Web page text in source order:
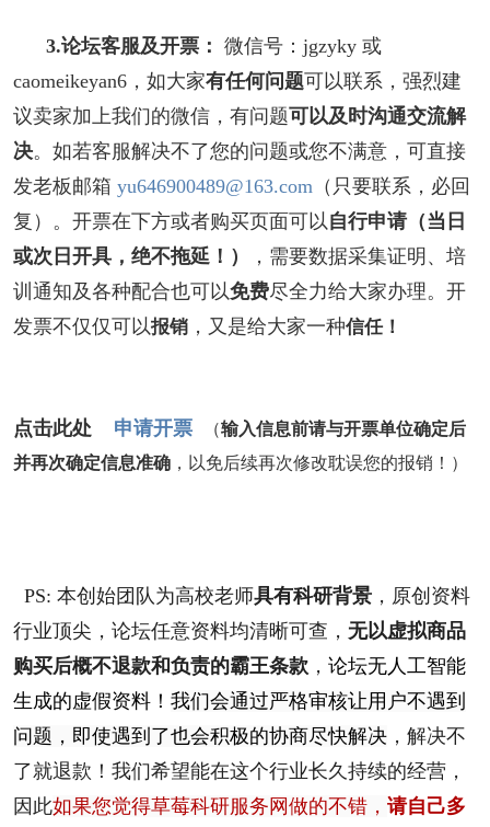
3.论坛客服及开票： 微信号：jgzyky 或
caomeikeyan6 ，如大家有任何问题可以联系，强烈建
议卖家加上我们的微信，有问题可以及时沟通交流解
决。如若客服解决不了您的问题或您不满意，可直接
发老板邮箱 yu646900489@163.com （只要联系，必回
复）。开票在下方或者购买页面可以自行申请（当日
或次日开具，绝不拖延！）
， 需要数据采集证明、培
训通知及各种配合也可以免费尽全力给大家办理。 开
发票不仅仅可以报销 ，又是给大家一种信任！
点击此处 申请开票 （输入信息前请与开票单位确定后
并再次确定信息准确 ，以免后续再次修改耽误您的报销！）
PS: 本创始团队为高校老师具有科研背景 ，原创资料
行业顶尖，论坛任意资料均清晰可查， 无以虚拟商品
购买后概不退款和负责的霸王条款 ， 论坛无人工智能
生成的虚假资料！ 我们会通过严格审核让用户不遇到
问题，即使遇到了也会积极的协商尽快解决 ，解决不
了就退款！我们希望能在这个行业长久持续的经营，
因此如果您觉得草莓科研服务网做的不错， 请自己多